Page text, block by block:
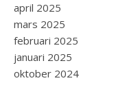
april 2025
mars 2025
februari 2025
januari 2025
oktober 2024